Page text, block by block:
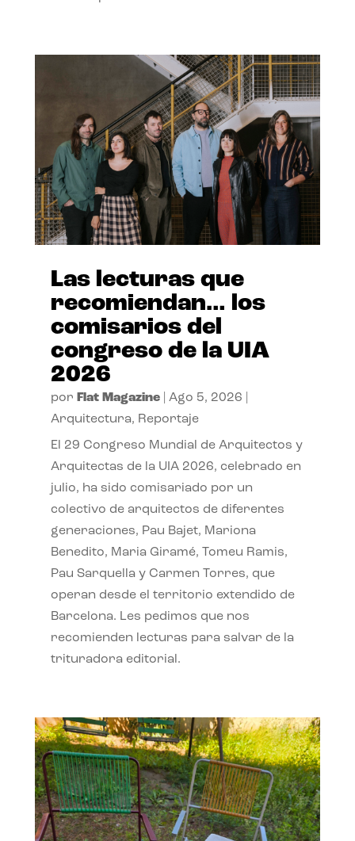
Las lecturas que
recomiendan… los
comisarios del
congreso de la UIA
2026
por Flat Magazine| Ago 5, 2026
Arquitectura, Reportaje
El 29 Congreso Mundial de Arquitectos y
Arquitectas de la UIA 2026, celebrado en
julio, ha sido comisariado por un
colectivo de arquitectos de diferentes
generaciones, Pau Bajet, Mariona
Benedito, Maria Giramé, Tomeu Ramis,
Pau Sarquella y Carmen Torres, que
operan desde el territorio extendido de
Barcelona. Les pedimos que nos
recomienden lecturas para salvar de la
trituradora editorial.